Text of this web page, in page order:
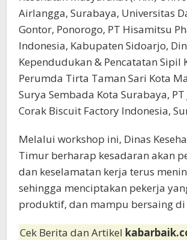
Airlangga, Surabaya, Universitas
Gontor, Ponorogo, PT Hisamitsu
Indonesia, Kabupaten Sidoarjo,
Kependudukan & Pencatatan Sipil
Perumda Tirta Taman Sari Kota
Surya Sembada Kota Surabaya,
Corak Biscuit Factory Indonesia,
Melalui workshop ini, Dinas
Timur berharap kesadaran akan
dan keselamatan kerja terus
sehingga menciptakan pekerja
produktif, dan mampu bersaing
Cek Berita dan Artikel